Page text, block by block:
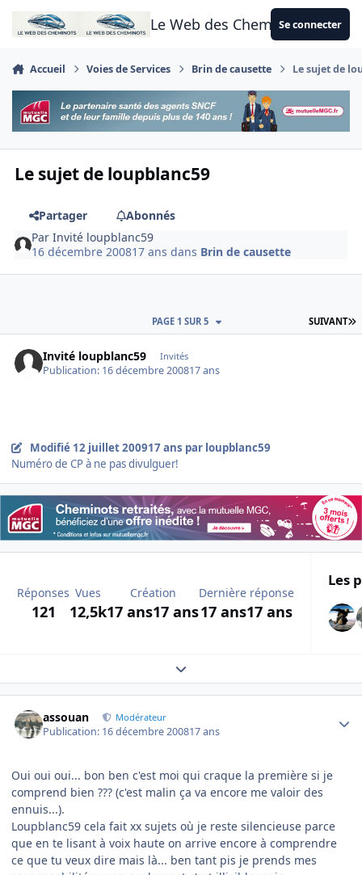
Aller au contenu
Le Web des CheminotsSe connecter
Accueil Voies de Services Brin de causette Le sujet de
Le sujet de loupblanc59
Partager
Abonnés
ParInvité loupblanc59
16 décembre 200817 ans dans Brin de causette
SUIVANT
PAGE 1 SUR 5
Invité loupblanc59 Invités
Publication: 16 décembre 200817 ans
Modifié 12 juillet 200917 ans par loupblanc59
Numéro de CP à ne pas divulguer!
Réponses
121
Vues
12,5k
Création
17 ans17 ans
Dernière réponse
17 ans17 ans
Les
Expand topic overview
assouan Modérateur
Publication: 16 décembre 200817 ans
Oui oui oui... bon ben c'est moi qui craque la première si je
comprend bien ??? (c'est malin ça va encore me valoir des
ennuis...).
Loupblanc59 cela fait xx sujets où je reste silencieuse parce
que en te lisant à voix haute on arrive encore à comprendre
ce que tu veux dire mais là... ben tant pis je prends mes